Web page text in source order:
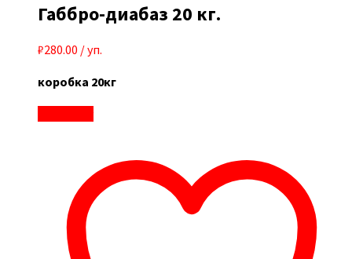
Габбро-диабаз 20 кг.
₽280.00 / уп.
коробка 20кг